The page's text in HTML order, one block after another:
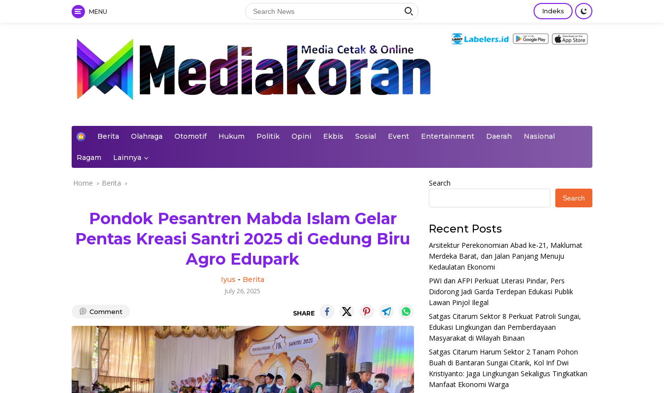
MENU Indeks
H
e
Berita Olahraga Otomotif Hukum Politik Opini Ekbis Sosial Event Entertainment Daerah Nasional
Ragam Lainnya
Home Berita
Pondok Pesantren Mabda Islam Gelar
Pentas Kreasi Santri 2025 di Gedung Biru
Agro Edupark
Iyus - Berita
July 26, 2025
Comment SHARE
Search
Search
Recent Posts
Arsitektur Perekonomian Abad ke-21, Maklumat
Merdeka Barat, dan Jalan Panjang Menuju
Kedaulatan Ekonomi
PWI dan AFPI Perkuat Literasi Pindar, Pers
Didorong Jadi Garda Terdepan Edukasi Publik
Lawan Pinjol Ilegal
Satgas Citarum Sektor 8 Perkuat Patroli Sungai,
Edukasi Lingkungan dan Pemberdayaan
Masyarakat di Wilayah Binaan
Satgas Citarum Harum Sektor 2 Tanam Pohon
Buah di Bantaran Sungai Citarik, Kol Inf Dwi
Kristiyanto: Jaga Lingkungan Sekaligus Tingkatkan
Manfaat Ekonomi Warga